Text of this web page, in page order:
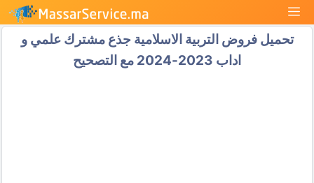
انتقل
إلى
المحتوى
القائمة
تحميل فروض التربية الاسلامية جذع مشترك علمي و
اداب 2023-2024 مع التصحيح